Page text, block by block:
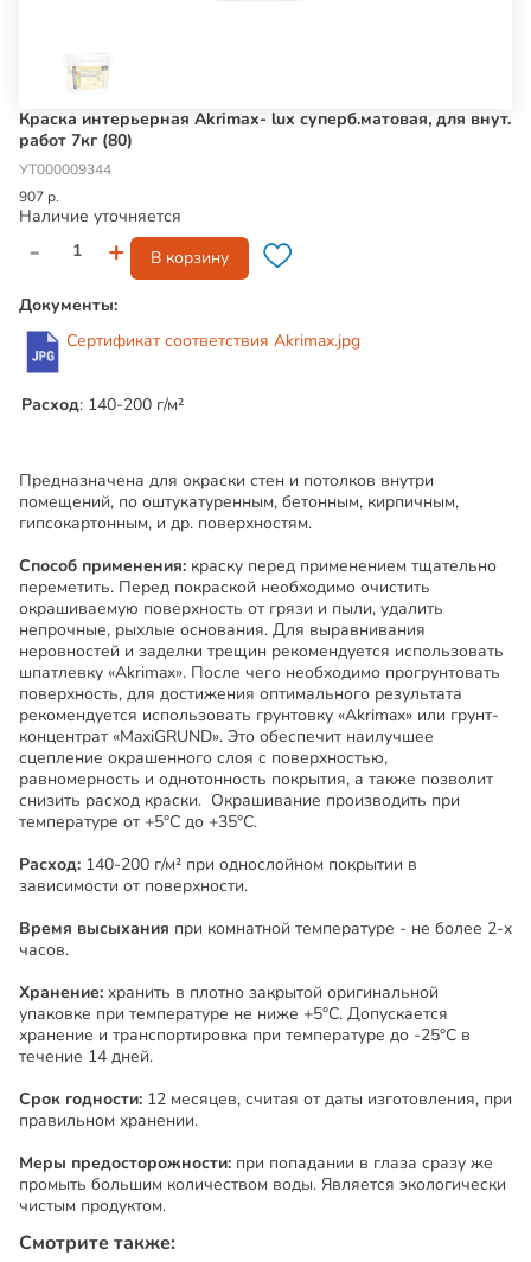
Краска интерьерная Akrimax- lux суперб.матовая, для внут.
работ 7кг (80)
УТ000009344
907 р.
Наличие уточняется
- + В корзину
Документы:
Сертификат соответствия Akrimax.jpg
Расход: 140-200 г/м²
Предназначена для окраски стен и потолков внутри
помещений, по оштукатуренным, бетонным, кирпичным,
гипсокартонным, и др. поверхностям.
Способ применения: краску перед применением тщательно
переметить. Перед покраской необходимо очистить
окрашиваемую поверхность от грязи и пыли, удалить
непрочные, рыхлые основания. Для выравнивания
неровностей и заделки трещин рекомендуется использовать
шпатлевку «Akrimax». После чего необходимо прогрунтовать
поверхность, для достижения оптимального результата
рекомендуется использовать грунтовку «Akrimax» или грунт-
концентрат «MaxiGRUND». Это обеспечит наилучшее
сцепление окрашенного слоя с поверхностью,
равномерность и однотонность покрытия, а также позволит
снизить расход краски. Окрашивание производить при
температуре от +5°С до +35°С.
Расход: 140-200 г/м² при однослойном покрытии в
зависимости от поверхности.
Время высыхания при комнатной температуре - не более 2-х
часов.
Хранение: хранить в плотно закрытой оригинальной
упаковке при температуре не ниже +5°С. Допускается
хранение и транспортировка при температуре до -25°С в
течение 14 дней.
Срок годности: 12 месяцев, считая от даты изготовления, при
правильном хранении.
Меры предосторожности: при попадании в глаза сразу же
промыть большим количеством воды. Является экологически
чистым продуктом.
Смотрите также: